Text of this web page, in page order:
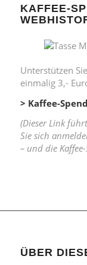
KAFFEE-
Unterstützen
einmalig 3,-
> Kaffee-
(Dieser Link
Sie sich
– und die
ÜBER